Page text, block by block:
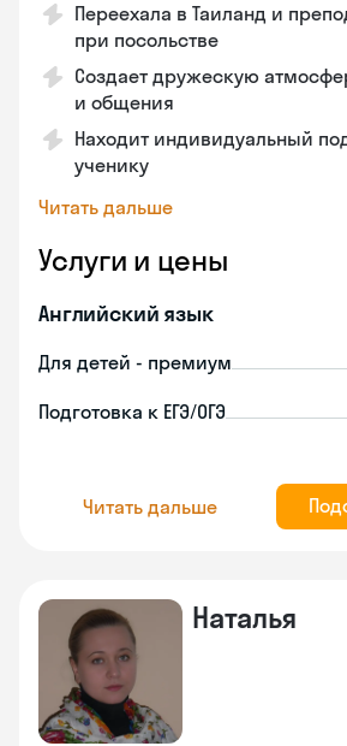
Переехала в Таиланд и
при посольстве
Создает дружескую
и общения
Находит индивидуальный
ученику
Читать дальше
Услуги и цены
Английский язык
Для детей - премиум
Подготовка к ЕГЭ/ОГЭ
Читать дальше
Наталья